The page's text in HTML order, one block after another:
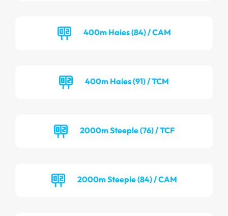
400m Haies (84) / CAM
400m Haies (91) / TCM
2000m Steeple (76) / TCF
2000m Steeple (84) / CAM